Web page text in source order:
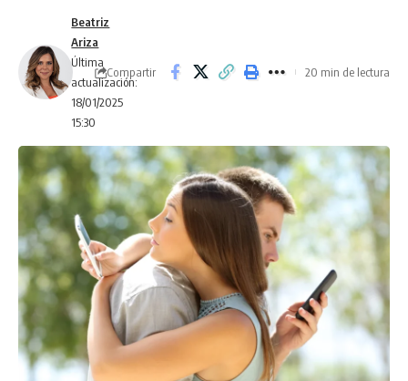
Última
actualización:
18/01/2025
15:30
Beatriz
Ariza
Compartir 20 min de lectura